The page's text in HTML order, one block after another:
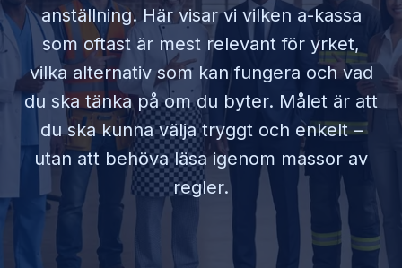
anställning. Här visar vi vilken a-kassa
som oftast är mest relevant för yrket,
vilka alternativ som kan fungera och vad
du ska tänka på om du byter. Målet är att
du ska kunna välja tryggt och enkelt –
utan att behöva läsa igenom massor av
regler.